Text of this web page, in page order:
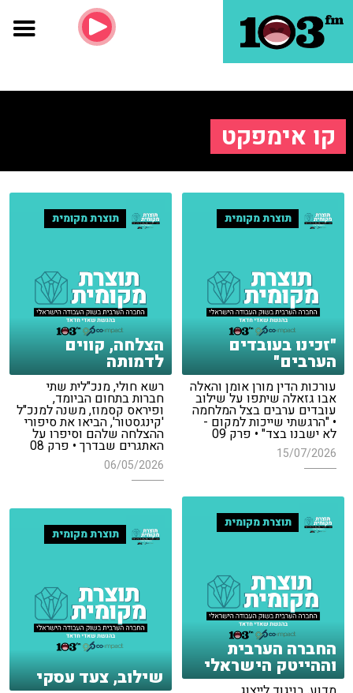
קו אימפקט
תוצרת מקומית
"זכינו בעובדים
הערבים"
עורכות הדין מורן אומן והאלה
אבו גזאלה שיתפו על שילוב
עובדים ערבים בצל המלחמה
• "הרגשתי שייכות למקום -
לא ישבנו בצד" • פרק 09
15/07/2026
תוצרת מקומית
הצלחה, קווים
לדמותה
רשא חולי, מנכ"לית שתי
חברות בתחום הביומד,
ופיראס קסמוז, משנה למנכ"ל
'קינגסטור', הביאו את סיפורי
ההצלחה שלהם וסיפרו על
האתגרים שבדרך • פרק 08
06/05/2026
תוצרת מקומית
החברה הערבית
וההייטק הישראלי
תוצרת מקומית
שילוב, צעד עסקי